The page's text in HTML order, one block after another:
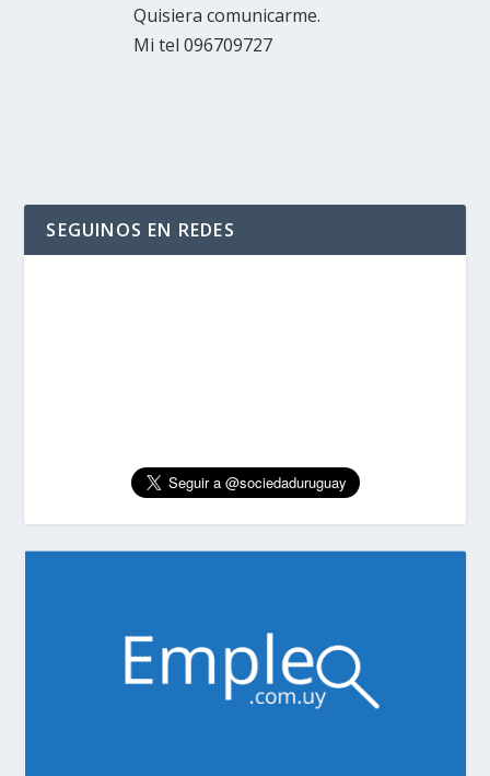
Quisiera comunicarme.
Mi tel 096709727
SEGUINOS EN REDES